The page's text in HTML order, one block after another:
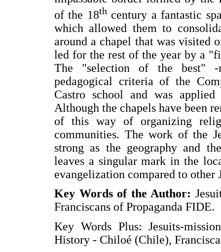
of the 18thcentury a fantastic
which allowed them to
around a chapel that was visited
led for the rest of the year by a
The "selection of the best" -
pedagogical criteria of the
Castro school and was
Although the chapels have been
of this way of organizing
communities. The work of the
strong as the geography and
leaves a singular mark in the
evangelization compared to other
Key Words of the Author:
Franciscans of Propaganda FIDE.
Key Words Plus: Jesuits-
History - Chiloé (Chile),